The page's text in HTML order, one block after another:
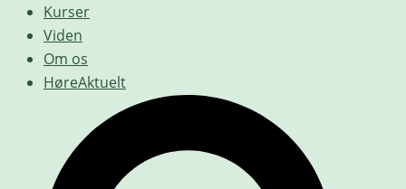
Kurser
Viden
Om os
HøreAktuelt